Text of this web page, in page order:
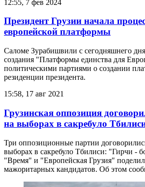
12:55, 7 фев 2024
Президент Грузии начала
европейской платформы
Саломе Зурабишвили с сегодняшнего
создания "Платформы единства для
политическими партиями о создании
резиденции президента.
15:58, 17 авг 2021
Грузинская оппозиция
на выборах в сакребуло
Три оппозиционные партии
выборах в сакребуло Тбилиси: "Гирчи -
"Время" и "Европейская Грузия"
мажоритарных кандидатов. Об этом